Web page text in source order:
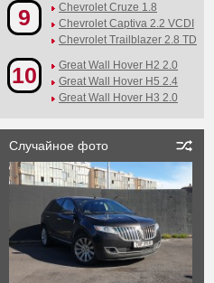
9
Chevrolet Cruze 1.8
Chevrolet Captiva 2.2 VCDI
Chevrolet Trailblazer 2.8 TD
10
Great Wall Hover H2 2.0
Great Wall Hover H5 2.4
Great Wall Hover H3 2.0
Случайное фото